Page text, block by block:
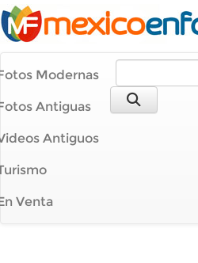
Modernas
Antiguas
Antiguos
Venta